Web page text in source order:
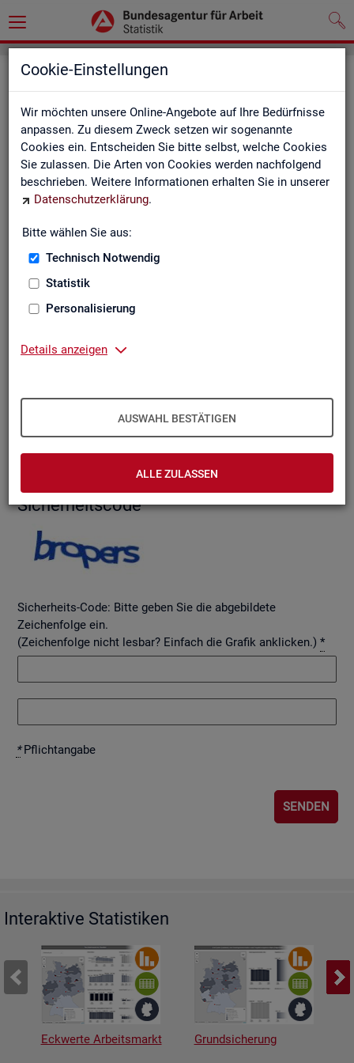
Cookie-Einstellungen
Wir möchten unsere Online-Angebote auf Ihre Bedürfnisse
anpassen. Zu diesem Zweck setzen wir sogenannte
Cookies ein. Entscheiden Sie bitte selbst, welche Cookies
Sie zulassen. Die Arten von Cookies werden nachfolgend
beschrieben. Weitere Informationen erhalten Sie in unserer
Datenschutzerklärung.
Bitte wählen Sie aus:
Technisch Notwendig
Statistik
Personalisierung
Details anzeigen
AUSWAHL BESTÄTIGEN
ALLE ZULASSEN
Seite emp­feh­len
Fel­der mit einem * sind Pflicht­fel­der und müs­sen aus­ge­füllt
wer­den
Ihre An­ga­ben
Empfänger*
Si­cher­heits­code
Sicherheits-Code: Bitte geben Sie die abgebildete
Zeichenfolge ein.
(Zeichenfolge nicht lesbar? Einfach die Grafik anklicken.) *
*Pflicht­an­ga­be
Interaktive Statistiken
Eckwerte Arbeitsmarkt Grundsicherung